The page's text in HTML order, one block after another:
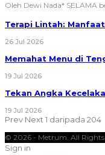
Oleh Dewi Nada* SELAMA
Terapi Lintah:
26 Jul 2026
Memahat Menu di
19 Jul 2026
Tekan Angka
19 Jul 2026
Prev Next 1 daripada 204
© 2026 - Metrum. All Rights
Sign in